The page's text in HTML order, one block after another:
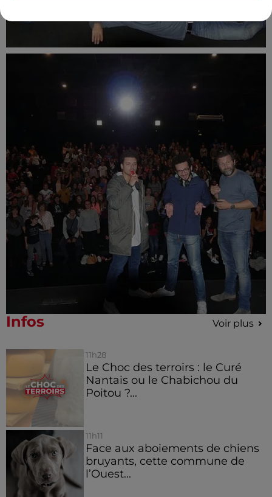
Infos Voir plus
11h28
Le Choc des terroirs : le Curé
Nantais ou le Chabichou du
Poitou ?...
11h11
Face aux aboiements de chiens
bruyants, cette commune de
l’Ouest...